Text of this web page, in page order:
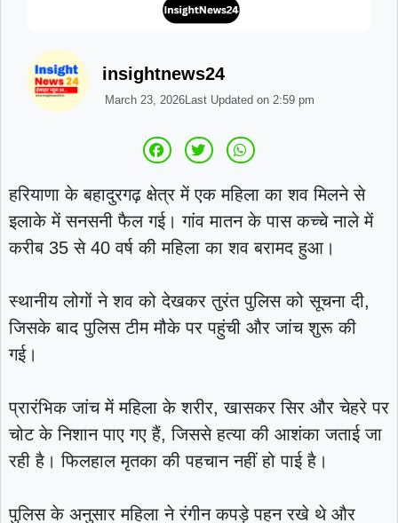
insightnews24
March 23, 2026Last Updated on 2:59 pm
हरियाणा के बहादुरगढ़ क्षेत्र में एक महिला का शव मिलने से
इलाके में सनसनी फैल गई। गांव मातन के पास कच्चे नाले में
करीब 35 से 40 वर्ष की महिला का शव बरामद हुआ।
स्थानीय लोगों ने शव को देखकर तुरंत पुलिस को सूचना दी,
जिसके बाद पुलिस टीम मौके पर पहुंची और जांच शुरू की
गई।
प्रारंभिक जांच में महिला के शरीर, खासकर सिर और चेहरे पर
चोट के निशान पाए गए हैं, जिससे हत्या की आशंका जताई जा
रही है। फिलहाल मृतका की पहचान नहीं हो पाई है।
पुलिस के अनुसार महिला ने रंगीन कपड़े पहन रखे थे और